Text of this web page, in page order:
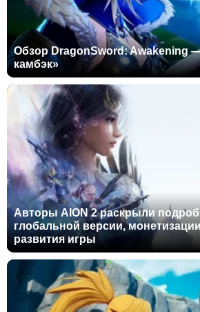
Обзор DragonSword: Awakening
камбэк»
Авторы AION 2 раскрыли
глобальной версии,
развития игры